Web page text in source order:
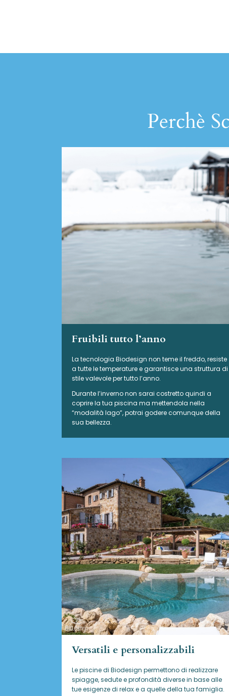
Perchè
Fruibili tutto l’anno
La tecnologia Biodesign non teme il freddo, resiste
a tutte le temperature e garantisce una struttura di
stile valevole per tutto l’anno.
Durante l’inverno non sarai costretto quindi a
coprire la tua piscina ma mettendola nella
“modalità lago”, potrai godere comunque della
sua bellezza.
Versatili e personalizzabili
Le piscine di Biodesign permettono di realizzare
spiagge, sedute e profondità diverse in base alle
tue esigenze di relax e a quelle della tua famiglia.